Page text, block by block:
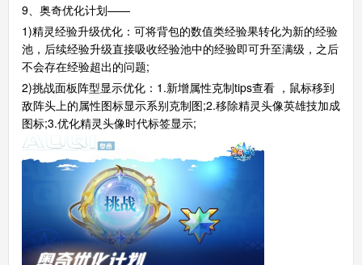
9、奥奇优化计划——
1)精灵经验升级优化：可将背包的数值类经验果转化为新的经验
池，后续经验升级直接吸收经验池中的经验即可升至满级，之后
不会存在经验超出的问题;
2)挑战面板阵型显示优化：1.新增属性克制tips查看 ，鼠标移到
敌阵头上的属性图标显示系别克制图;2.移除精灵头像英雄技加成
图标;3.优化精灵头像时代标签显示;